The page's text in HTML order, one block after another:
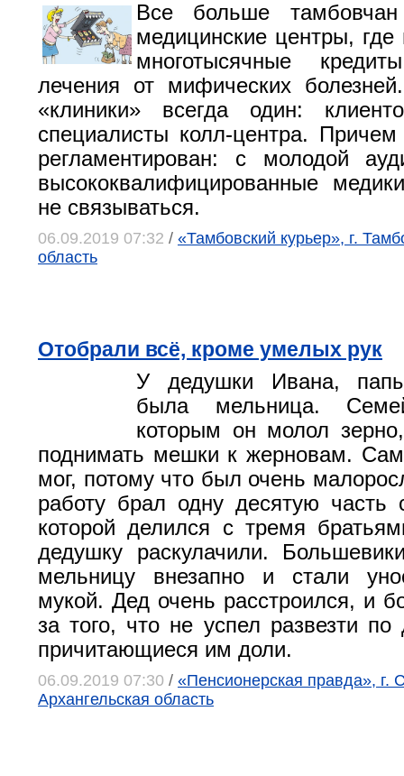
Все больше
медицинские центры,
многотысячные
лечения от мифических
«клиники» всегда один:
специалисты колл-центра. Причем
регламентирован: с молодой
высококвалифицированные
не связываться.
06.09.2019 07:32 / «Тамбовский курьер», г.
область
Отобрали всё, кроме умелых рук
У дедушки Ивана,
была мельница.
которым он молол
поднимать мешки к жерновам. Сам
мог, потому что был очень
работу брал одну десятую часть
которой делился с тремя
дедушку раскулачили.
мельницу внезапно и стали
мукой. Дед очень расстроился, и
за того, что не успел развезти
причитающиеся им доли.
06.09.2019 07:30 / «Пенсионерская правда», г.
Архангельская область